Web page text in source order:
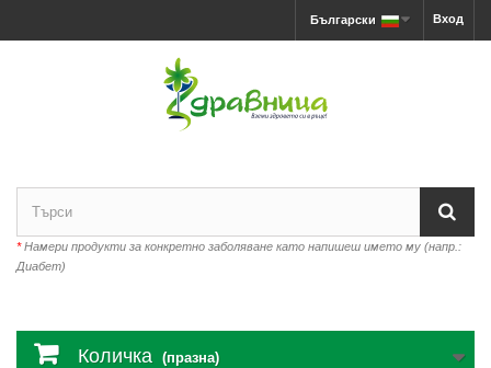
Вход
Български
*Намери продукти за конкретно заболяване като напишеш името му (напр.:
Диабет)
Количка (празна)